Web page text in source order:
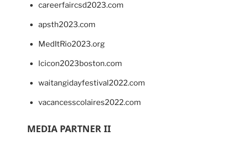
careerfaircsd2023.com
apsth2023.com
MedItRio2023.org
lcicon2023boston.com
waitangidayfestival2022.com
vacancesscolaires2022.com
MEDIA PARTNER II